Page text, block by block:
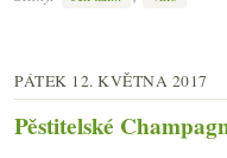
PÁTEK 12. KVĚTNA 2017
Pěstitelské